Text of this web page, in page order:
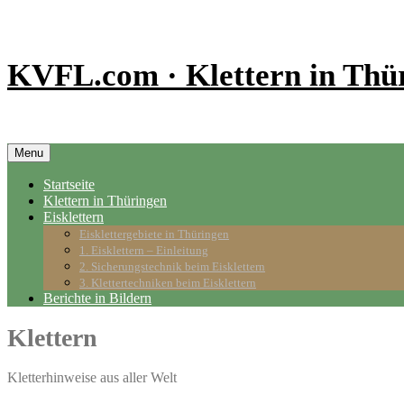
KVFL.com · Klettern in
Menu
content
Startseite
Klettern in Thüringen
Eisklettern
Eisklettergebiete in Thüringen
1. Eisklettern – Einleitung
2. Sicherungstechnik beim Eisklettern
3. Klettertechniken beim Eisklettern
Berichte in Bildern
Klettern
Kletterhinweise aus aller Welt